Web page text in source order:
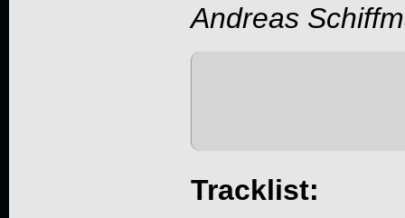
Andreas
Tracklist: